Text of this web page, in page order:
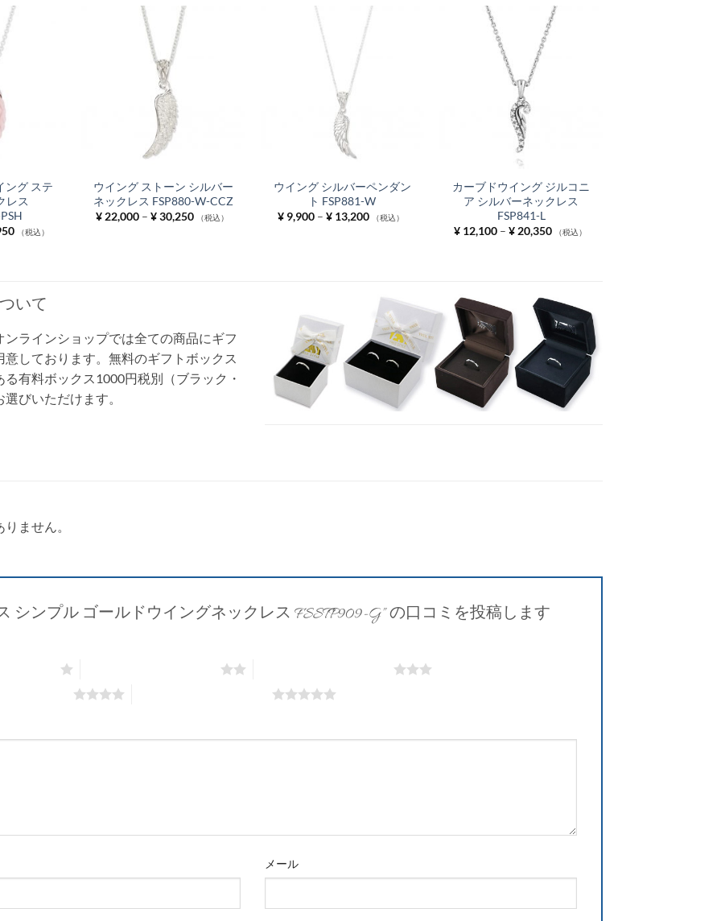
ング ステ
レス
価
格
（税込）
ウイング ストーン シルバー
ネックレス FSP880-W-CCZ
¥22,000 – ¥30,250価
格
（税込）
ウイング シルバーペンダン
ト FSP881-W
¥ 9,900 –¥ 13,200価
格
（税込）
カーブドウイング ジルコニ
ア シルバーネックレス
FSP841-L
¥12,100 – ¥20,350価
格
（税込）
いて
ンラインショップでは全ての商品にギフ
意しております。無料のギフトボックス
有料ボックス1000円税別（ブラック・
びいただけます。
ません。
シンプル ゴールドウイングネックレス FSSTP909-G” の口コミを投稿します
メール